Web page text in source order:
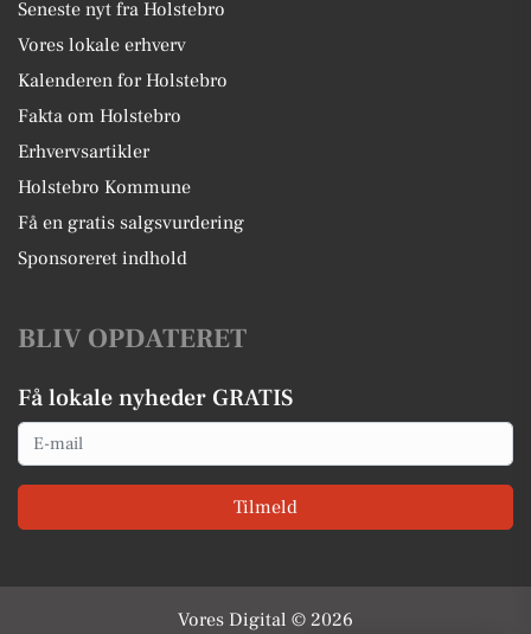
Seneste nyt fra Holstebro
Vores lokale erhverv
Kalenderen for Holstebro
Fakta om Holstebro
Erhvervsartikler
Holstebro Kommune
Få en gratis salgsvurdering
Sponsoreret indhold
BLIV OPDATERET
Få lokale nyheder GRATIS
Email
Tilmeld
Vores Digital © 2026